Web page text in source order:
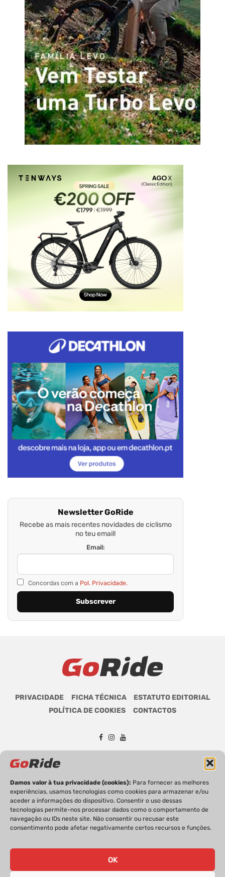
Damos valor à tua privacidade (cookies): Para fornecer as melhores
experiências, usamos tecnologias como cookies para armazenar e/ou
aceder a informações do dispositivo. Consentir o uso dessas
tecnologias permite-nos processar dados como o comportamento de
navegação ou IDs neste site. Não consentir ou recusar este
consentimento pode afetar negativamente certos recursos e funções.
OK
Newsletter GoRide
Recebe as mais recentes novidades de ciclismo
no teu email!
Email:
Concordas com a Pol. Privacidade.
PRIVACIDADE FICHA TÉCNICA
ESTATUTO EDITORIAL
POLÍTICA DE COOKIES
CONTACTOS
GoRide 2026 | Todos os direitos reservados.